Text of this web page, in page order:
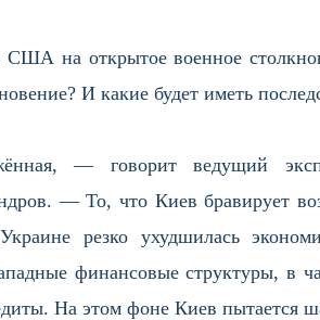
на открытое военное
И какие будет иметь
— говорит ведущий
— То, что Киев бравирует
резко ухудшилась
финансовые структуры, в
На этом фоне Киев пытается